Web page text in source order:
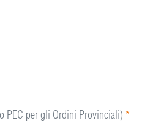
PEC per gli Ordini Provinciali) *